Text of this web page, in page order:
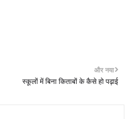
और नया
स्कूलों में बिना किताबों के कैसे हो पढ़ाई